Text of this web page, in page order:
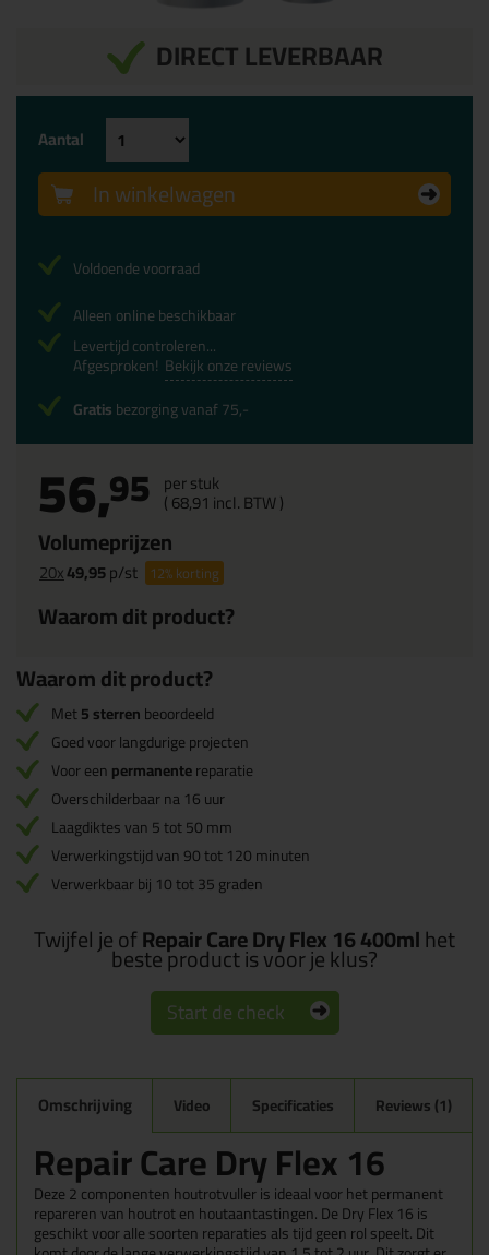
DIRECT LEVERBAAR
56,95 per stuk
(68,91 incl. BTW )
Volumeprijzen
20x49,95p/st 12%korting
Waarom dit product?
Aantal
In winkelwagen
Voldoende voorraad
Alleen online beschikbaar
Levertijd controleren...
Afgesproken! Bekijk onze reviews
Gratisbezorging vanaf 75,-
Waarom dit product?
Met5 sterrenbeoordeeld
Goed voor langdurige projecten
Voor eenpermanentereparatie
Overschilderbaar na 16 uur
Laagdiktes van 5 tot 50 mm
Verwerkingstijd van 90 tot 120 minuten
Verwerkbaar bij 10 tot 35 graden
Twijfel je ofRepair Care Dry Flex 16 400mlhet
beste product is voor je klus?
Start de check
Omschrijving Video Specificaties Reviews (1)
Repair Care Dry Flex 16
Deze 2 componenten houtrotvuller is ideaal voor het permanent
repareren van houtrot en houtaantastingen. De Dry Flex 16 is
geschikt voor alle soorten reparaties als tijd geen rol speelt. Dit